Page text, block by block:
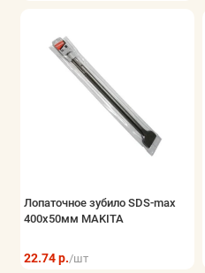
Лопаточное зубило SDS-max
400х50мм MAKITA
22.74 р./шт